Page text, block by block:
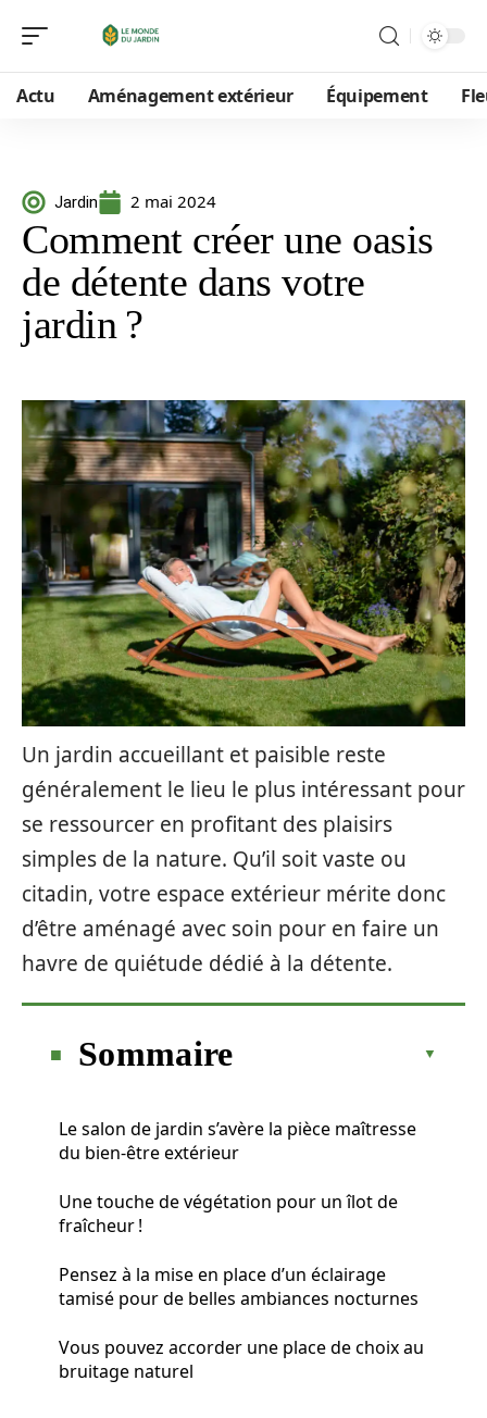
Actu Aménagement extérieur Équipement
Jardin 2 mai 2024
Comment créer une oasis
de détente dans votre
jardin ?
Un jardin accueillant et paisible reste
généralement le lieu le plus intéressant pour
se ressourcer en profitant des plaisirs
simples de la nature. Qu’il soit vaste ou
citadin, votre espace extérieur mérite donc
d’être aménagé avec soin pour en faire un
havre de quiétude dédié à la détente.
Sommaire
Le salon de jardin s’avère la pièce maîtresse
du bien-être extérieur
Une touche de végétation pour un îlot de
fraîcheur !
Pensez à la mise en place d’un éclairage
tamisé pour de belles ambiances nocturnes
Vous pouvez accorder une place de choix au
bruitage naturel